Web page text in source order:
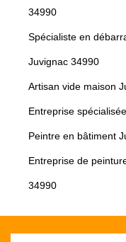
34990
Spécialiste en
Juvignac 34990
Artisan vide maison
Entreprise
Peintre en bâtiment
Entreprise de
34990